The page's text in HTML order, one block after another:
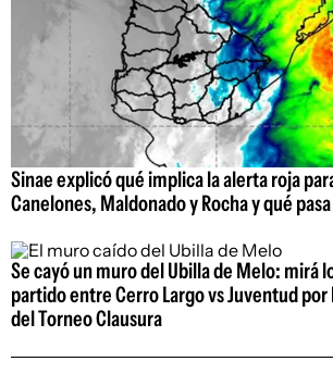
Sinae explicó qué implica la alerta roja
Canelones, Maldonado y Rocha y qué
Se cayó un muro del Ubilla de Melo: mirá
partido entre Cerro Largo vs Juventud
del Torneo Clausura